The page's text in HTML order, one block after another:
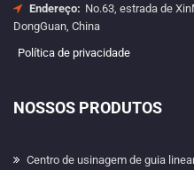
Endereço: No.63, estrada de
DongGuan, China
Política de privacidade
NOSSOS PRODUTOS
Centro de usinagem de guia